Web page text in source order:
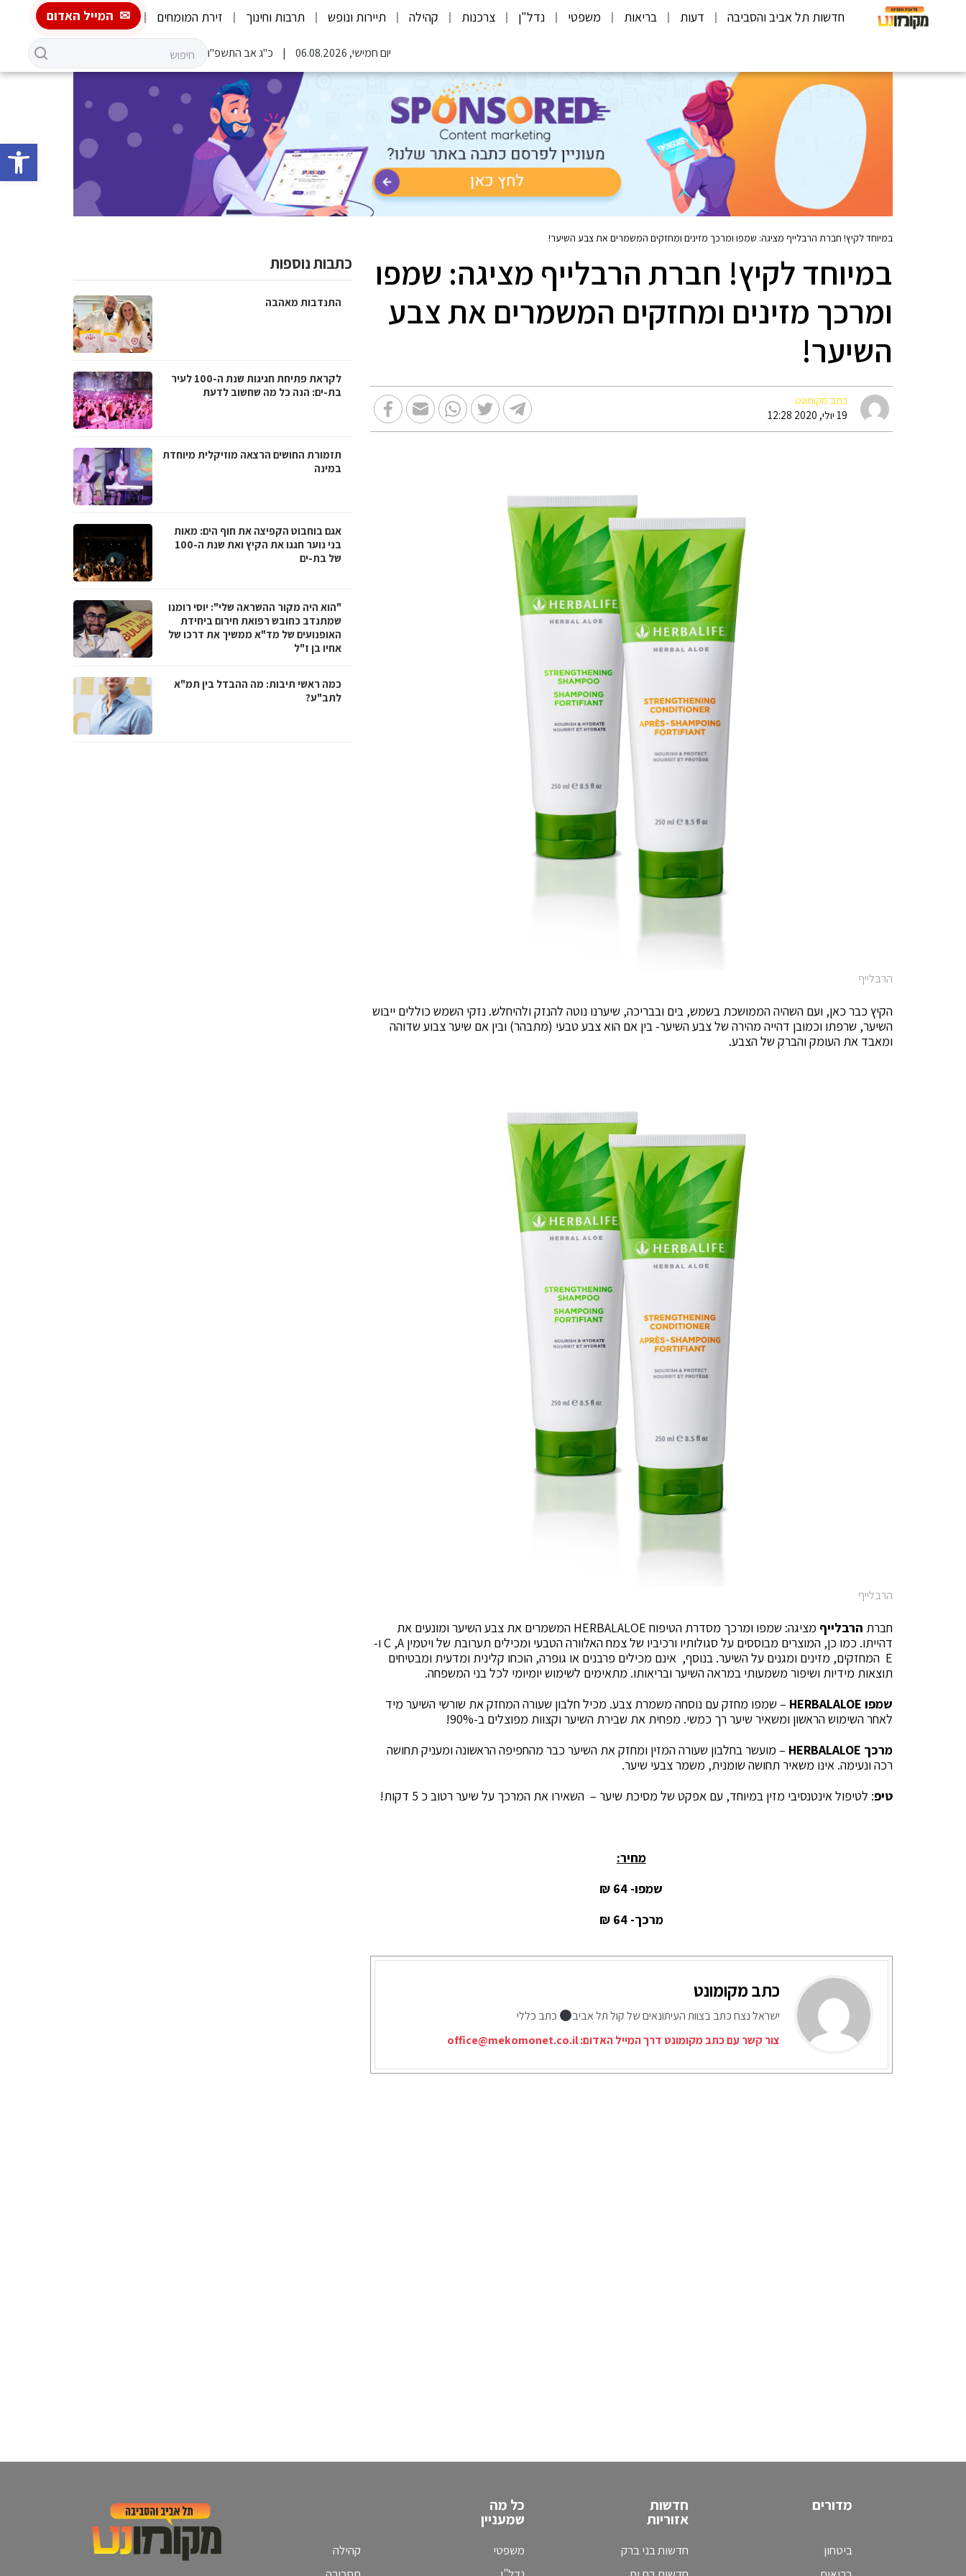
פתח
חדשות תל אביב והסביבה דעות בריאות משפטי נדל"ן צרכנות קהילה תיירות ונופש תרבות וחינוך זירת המומחים המייל האדום
יום חמישי, 06.08.2026 כ"ג אב התשפ"ו
במיוחד לקיץ! חברת הרבלייף מציגה: שמפו ומרכך מזינים ומחזקים המשמרים את צבע השיער!
במיוחד לקיץ! חברת הרבלייף מציגה: שמפו
ומרכך מזינים ומחזקים המשמרים את צבע
השיער!
כתב מקומונט
19 יולי, 2020 12:28
הרבלייף
הקיץ כבר כאן, ועם השהיה הממושכת בשמש, בים ובבריכה, שיערנו נוטה להנזק ולהיחלש. נזקי השמש כוללים ייבוש
השיער, שרפתו וכמובן דהייה מהירה של צבע השיער- בין אם הוא צבע טבעי (מתבהר) ובין אם שיער צבוע שדוהה
ומאבד את העומק והברק של הצבע.
הרבלייף
חברת הרבלייף
מציגה: שמפו ומרכך מסדרת הטיפוח HERBALALOE המשמרים את צבע השיער ומונעים את
דהייתו. כמו כן, המוצרים מבוססים על סגולותיו ורכיביו של צמח האלוורה הטבעי ומכילים תערובת של ויטמין C ,A ו-
E המחזקים, מזינים ומגנים על השיער. בנוסף, אינם מכילים פרבנים או גופרה, הוכחו קלינית ומדעית ומבטיחים
תוצאות מידיות ושיפור משמעותי במראה השיער ובריאותו. מתאימים לשימוש יומיומי לכל בני המשפחה.
שמפו HERBALALOE – שמפו מחזק עם נוסחה משמרת צבע. מכיל חלבון שעורה המחזק את שורשי השיער מיד
לאחר השימוש הראשון ומשאיר שיער רך כמשי. מפחית את שבירת השיער וקצוות מפוצלים ב-90%!
מרכך HERBALALOE – מועשר בחלבון שעורה המזין ומחזק את השיער כבר מהחפיפה הראשונה ומעניק תחושה
רכה ונעימה. אינו משאיר תחושה שומנית, משמר צבעי שיער.
טיפ: לטיפול אינטנסיבי מזין במיוחד, עם אפקט של מסיכת שיער – השאירו את המרכך על שיער רטוב כ 5 דקות!
מחיר:
שמפו- 64 ₪
מרכך- 64 ₪
כתב מקומונט
ישראל נצח כתב בצוות העיתונאים של קול תל אביב
כתב כללי
צור קשר עם כתב מקומונט דרך המייל האדום:office@mekomonet.co.il
כתבות נוספות
התנדבות מאהבה
לקראת פתיחת חגיגות שנת ה-100 לעיר
בת-ים: הנה כל מה שחשוב לדעת
תזמורת החושים הרצאה מוזיקלית מיוחדת
במינה
אגם בוחבוט הקפיצה את חוף הים: מאות
בני נוער חגגו את הקיץ ואת שנת ה-100
של בת-ים
"הוא היה מקור ההשראה שלי": יוסי רומנו
שמתנדב כחובש רפואת חירום ביחידת
האופנועים של מד"א ממשיך את דרכו של
אחיו בן ז"ל
כמה ראשי תיבות: מה ההבדל בין תמ"א
לתב"ע?
מדורים
ביטחון
חדשות
אזוריות
חדשות בני ברק
כל מה
שמעניין
משפטי
קהילה